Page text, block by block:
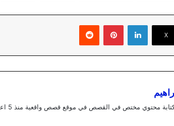
X
لينكدإن بينتيريست